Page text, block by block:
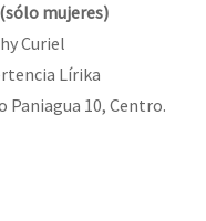
mujeres)
Curiel
Lírika
Paniagua 10, Centro.